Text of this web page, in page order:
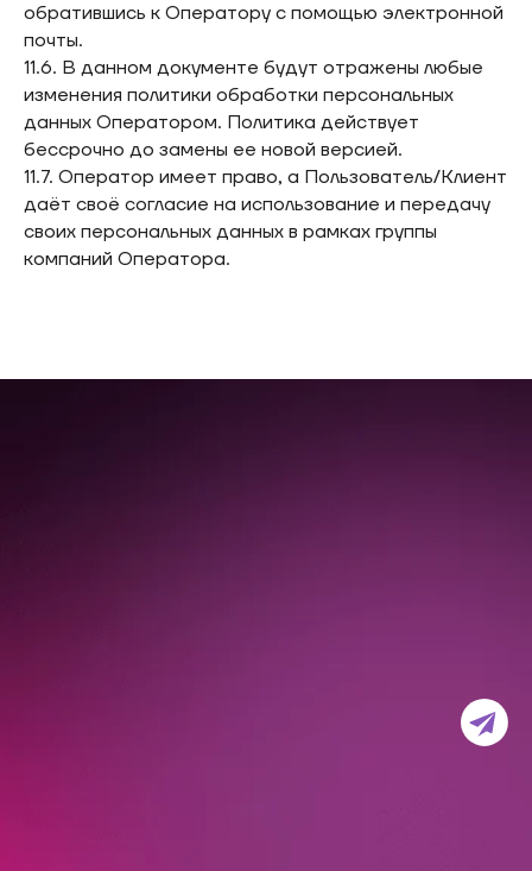
обратившись к Оператору с помощью электронной
почты.
11.6. В данном документе будут отражены любые
изменения политики обработки персональных
данных Оператором. Политика действует
бессрочно до замены ее новой версией.
11.7. Оператор имеет право, а Пользователь/Клиент
даёт своё согласие на использование и передачу
своих персональных данных в рамках группы
компаний Оператора.